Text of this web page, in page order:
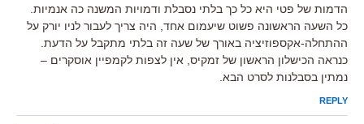
הדמות של פטי היא כל כך בלתי נסבלת ודמויות המשנה כה אנמיות.
כל השעה הראשונה פשוט שיעמום אחד, היה צריך לעבור לניו יורק על
ההתחלה-אקספוזיציה באורך של שעה זה בלתי מתקבל על הדעת.
כנראה הכישלון הראשון של זמקיס, אין לצפות לקמפיין אוסקרים –
נמתין בסבלנות לסרט הבא.
REPLY